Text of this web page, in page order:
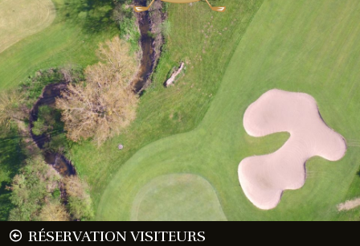
RÉSERVATION VISITEURS